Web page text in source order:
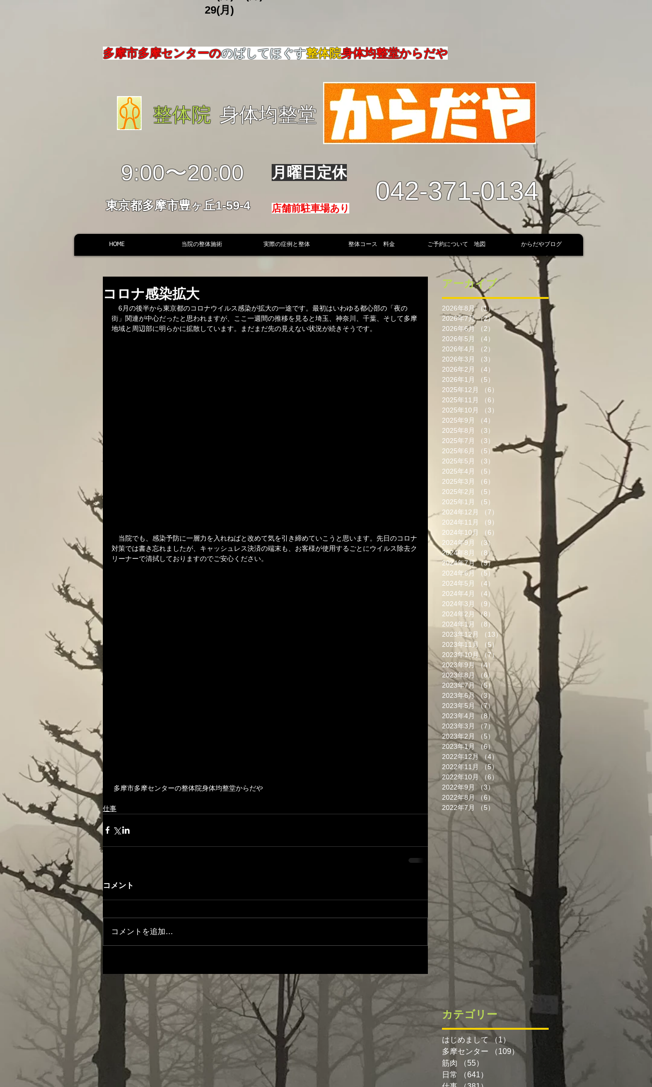
​ 29(月)
多摩市多摩センターののばしてほぐす整体院身体均整堂からだや
整体院 身体均整堂
9:00〜20:00
東京都多摩市豊ヶ丘1-59-4
月曜日定休
店舗前駐車場あり
042-371-0134
HOME 当院の整体施術 実際の症例と整体 整体コース 料金 ご予約について 地図 からだやブログ
コロナ感染拡大
6月の後半から東京都のコロナウイルス感染が拡大の一途です。最初はいわゆる都心部の「夜の
街」関連が中心だったと思われますが、ここ一週間の推移を見ると埼玉、神奈川、千葉、そして多摩
地域と周辺部に明らかに拡散しています。まだまだ先の見えない状況が続きそうです。
当院でも、感染予防に一層力を入れねばと改めて気を引き締めていこうと思います。先日のコロナ
対策では書き忘れましたが、キャッシュレス決済の端末も、お客様が使用するごとにウイルス除去ク
リーナーで清拭しておりますのでご安心ください。
多摩市多摩センターの整体院身体均整堂からだや
仕事
コメント
コメントを追加…
アーカイブ
2026年8月 （1）1件の記事
2026年7月 （2）2件の記事
2026年6月
（2）
2件の記事
2026年5月
（4）
4件の記事
2026年4月
（2）
2026年3月
（3）
2026年2月
（4）
2026年1月
（5）
2025年12月
（6）
2025年11月
（6）
2025年10月
（3）
2025年9月
（4）
2025年8月
（3）
2025年7月
（3）
3件の記事
2025年6月
（5）5件の記事
2025年5月
（3）
2025年4月
（5）
2025年3月
（6）
2025年2月
（5）
2025年1月
（5）
2024年12月
（7）
2024年11月
（9）
2024年10月
（6）
2024年9月
（3）
2024年8月
（8） 8件の記事
2024年7月 （5）5件の記事
2024年6月
（5）5件の記事
2024年5月
（4）
2024年4月
（4）
4件の記事
2024年3月
（9） 9件の記事
2024年2月 （8）
8件の記事
2024年1月
（8） 8件の記事
2023年12月
（13）13件の記事
2023年11月
（5）
5件の記事
2023年10月 （7）
7件の記事
2023年9月 （4）
4件の記事
2023年8月 （6）6件の記事
2023年7月 （5） 5件の記事
2023年6月 （3）3件の記事
2023年5月 （7）7件の記事
2023年4月 （8）8件の記事
2023年3月
（7）7件の記事
2023年2月
（5）
5件の記事
2023年1月
（6）
6件の記事
2022年12月 （4） 4件の記事
2022年11月
（5）
5件の記事
2022年10月
（6）6件の記事
2022年9月
（3）3件の記事
2022年8月
（6） 6件の記事
2022年7月
（5） 5件の記事
カテゴリー
はじめまして （1）
多摩センター
（109） 109件の記事
筋肉
（55）
日常
（641）